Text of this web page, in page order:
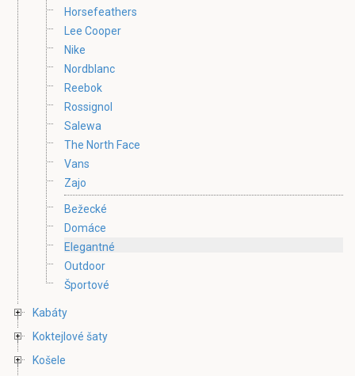
Horsefeathers
Lee Cooper
Nike
Nordblanc
Reebok
Rossignol
Salewa
The North Face
Vans
Zajo
Bežecké
Domáce
Elegantné
Outdoor
Športové
Kabáty
Koktejlové šaty
Košele